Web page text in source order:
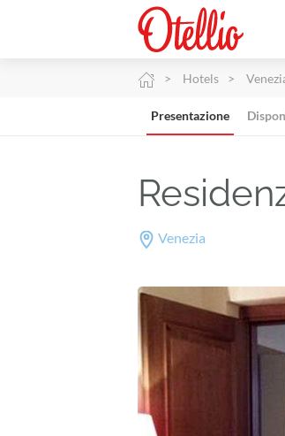
Hotels
Presentazione
Venezia